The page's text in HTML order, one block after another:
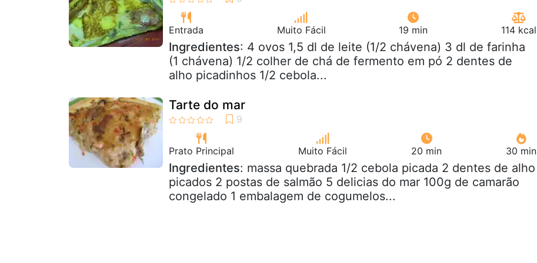
Entrada Muito Fácil 19 min 114 kcal
Ingredientes: 4 ovos 1,5 dl de leite (1/2 chávena) 3 dl de farinha
(1 chávena) 1/2 colher de chá de fermento em pó 2 dentes de
alho picadinhos 1/2 cebola...
Tarte do mar
Prato Principal Muito Fácil 20 min 30 min
Ingredientes: massa quebrada 1/2 cebola picada 2 dentes de alho
picados 2 postas de salmão 5 delicias do mar 100g de camarão
congelado 1 embalagem de cogumelos...